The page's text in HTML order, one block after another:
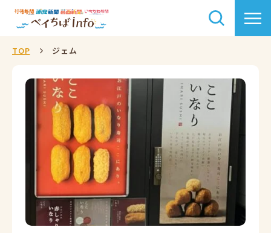
TOP ジェム